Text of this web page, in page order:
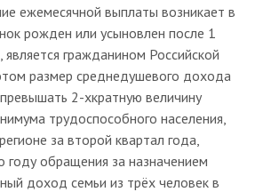
ежемесячной выплаты возникает в
рожден или усыновлен после 1
гражданином Российской
размер среднедушевого дохода
2-хкратную величину
трудоспособного населения,
за второй квартал года,
обращения за назначением
доход семьи из трёх человек в